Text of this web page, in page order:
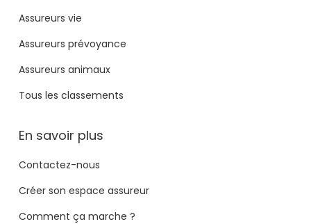
Assureurs vie
Assureurs prévoyance
Assureurs animaux
Tous les classements
En savoir plus
Contactez-nous
Créer son espace assureur
Comment ça marche ?